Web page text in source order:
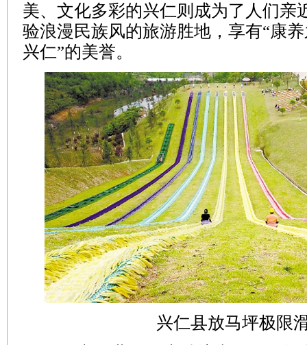
美、文化多彩的兴仁则成为了人们亲
验浪漫民族风的旅游胜地，享有“康
兴仁”的美誉。
兴仁县放马坪极限